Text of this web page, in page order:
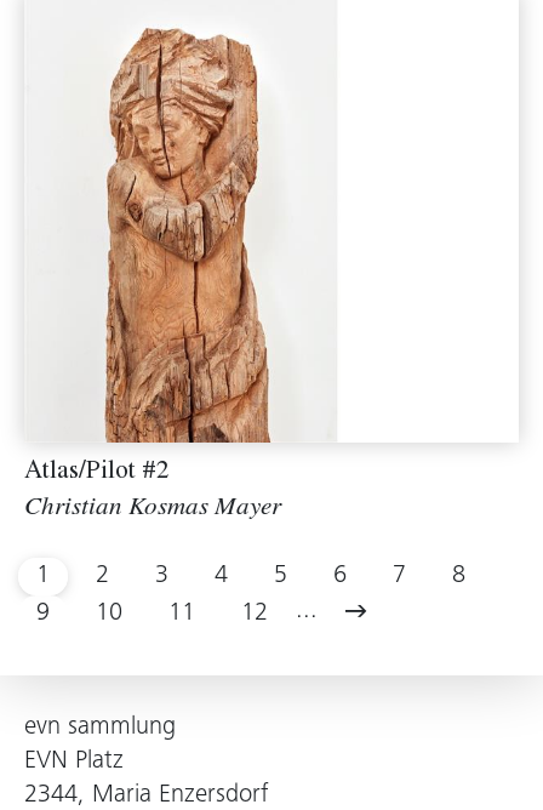
Atlas/Pilot #2
Christian Kosmas Mayer
1 2 3 4 5 6 7
8
9
10 11 12 ...
evn sammlung
EVN Platz
2344, Maria Enzersdorf